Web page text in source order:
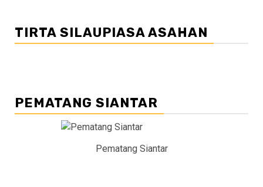
TIRTA SILAUPIASA ASAHAN
PEMATANG SIANTAR
Pematang Siantar